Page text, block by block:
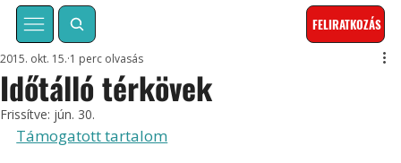
FELIRATKOZÁS
Időtálló térkövek
2015. okt. 15. 1 perc olvasás
Frissítve: jún. 30.
Támogatott tartalom